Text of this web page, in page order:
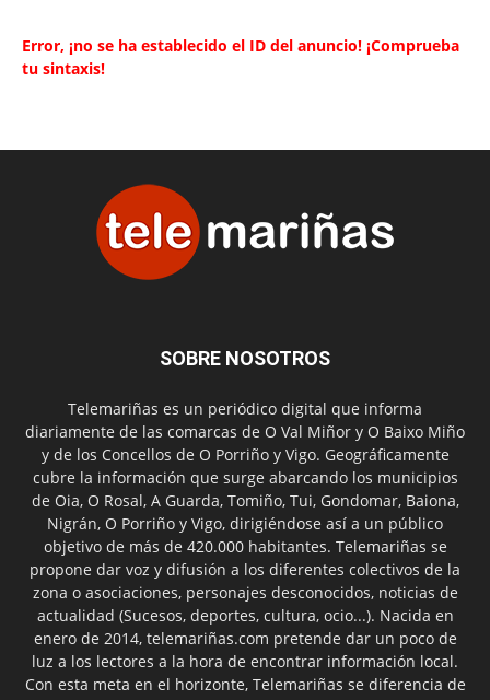
Error, ¡no se ha establecido el ID del anuncio! ¡Comprueba
tu sintaxis!
SOBRE NOSOTROS
Telemariñas es un periódico digital que informa
diariamente de las comarcas de O Val Miñor y O Baixo Miño
y de los Concellos de O Porriño y Vigo. Geográficamente
cubre la información que surge abarcando los municipios
de Oia, O Rosal, A Guarda, Tomiño, Tui, Gondomar, Baiona,
Nigrán, O Porriño y Vigo, dirigiéndose así a un público
objetivo de más de 420.000 habitantes. Telemariñas se
propone dar voz y difusión a los diferentes colectivos de la
zona o asociaciones, personajes desconocidos, noticias de
actualidad (Sucesos, deportes, cultura, ocio...). Nacida en
enero de 2014, telemariñas.com pretende dar un poco de
luz a los lectores a la hora de encontrar información local.
Con esta meta en el horizonte, Telemariñas se diferencia de